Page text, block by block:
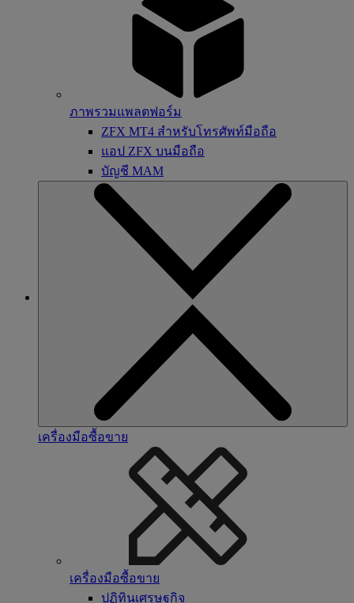
ภาพรวมแพลตฟอร์ม
ZFX MT4 สำหรับโทรศัพท์มือถือ
แอป ZFX บนมือถือ
บัญชี MAM
เครื่องมือซื้อขาย
เครื่องมือซื้อขาย
ปฏิทินเศรษฐกิจ